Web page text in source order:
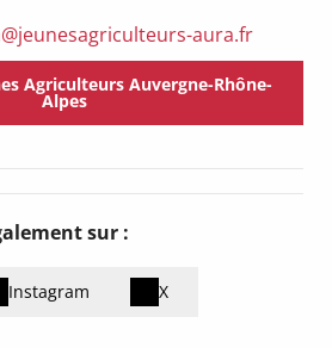
aura.fr
Agriculteurs Auvergne-Rhône-
Alpes
sur :
Instagram X